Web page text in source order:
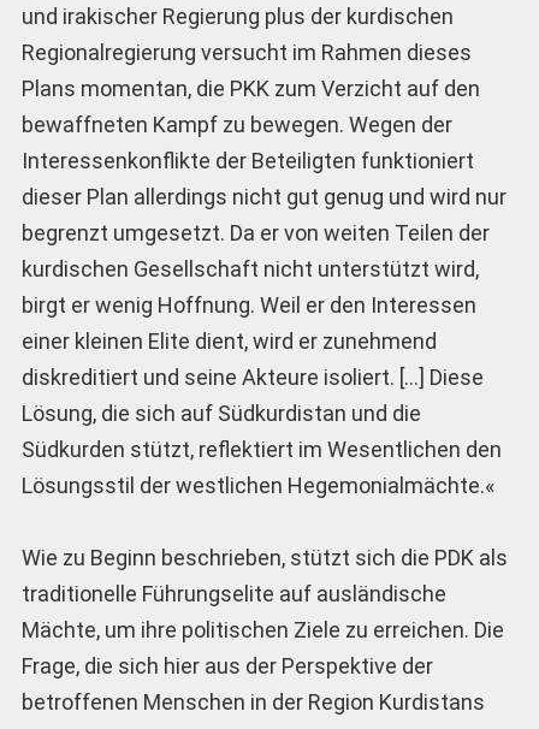
und irakischer Regierung plus der kurdischen
Regionalregierung versucht im Rahmen dieses
Plans momentan, die PKK zum Verzicht auf den
bewaffneten Kampf zu bewegen. Wegen der
Interessenkonflikte der Beteiligten funktioniert
dieser Plan allerdings nicht gut genug und wird nur
begrenzt umgesetzt. Da er von weiten Teilen der
kurdischen Gesellschaft nicht unterstützt wird,
birgt er wenig Hoffnung. Weil er den Interessen
einer kleinen Elite dient, wird er zunehmend
diskreditiert und seine Akteure isoliert. […] Diese
Lösung, die sich auf Südkurdistan und die
Südkurden stützt, reflektiert im Wesentlichen den
Lösungsstil der westlichen Hegemonialmächte.«
Wie zu Beginn beschrieben, stützt sich die PDK als
traditionelle Führungselite auf ausländische
Mächte, um ihre politischen Ziele zu erreichen. Die
Frage, die sich hier aus der Perspektive der
betroffenen Menschen in der Region Kurdistans